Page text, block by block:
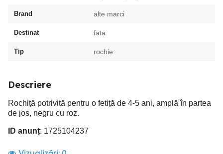
Brand alte marci
Destinat fata
Tip rochie
Descriere
Rochiță potrivită pentru o fetiță de 4-5 ani, amplă în partea
de jos, negru cu roz.
ID anunț: 1725104237